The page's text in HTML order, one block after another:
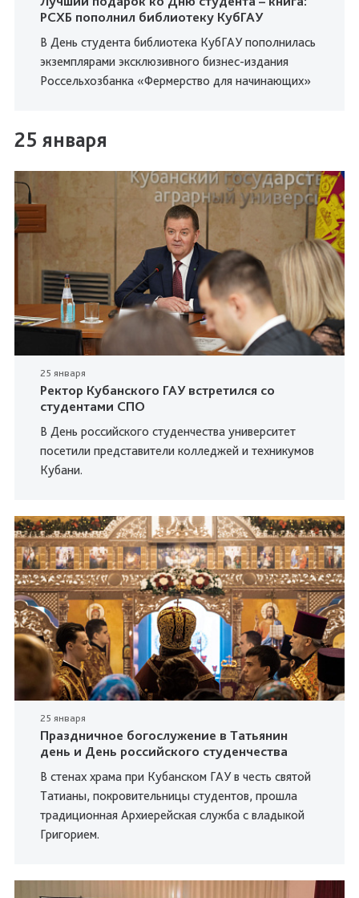
РСХБ пополнил библиотеку КубГАУ
В День студента библиотека КубГАУ пополнилась
экземплярами эксклюзивного бизнес-издания
Россельхозбанка «Фермерство для начинающих»
25 января
25 января
Ректор Кубанского ГАУ встретился со
студентами СПО
В День российского студенчества университет
посетили представители колледжей и техникумов
Кубани.
25 января
Праздничное богослужение в Татьянин
день и День российского студенчества
В стенах храма при Кубанском ГАУ в честь святой
Татианы, покровительницы студентов, прошла
традиционная Архиерейская служба с владыкой
Григорием.